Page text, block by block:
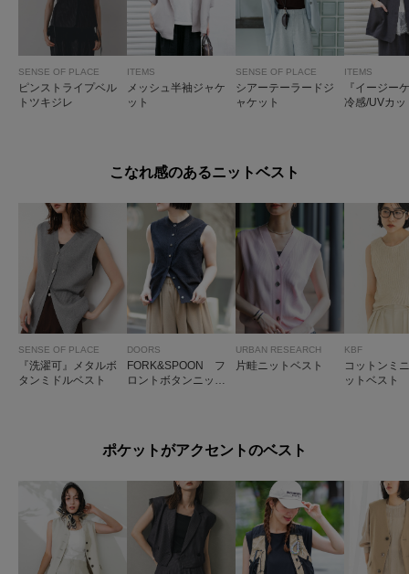
SENSE OF PLACE
ピンストライプベル
トツキジレ
ITEMS
メッシュ半袖ジャケ
ット
SENSE OF PLACE
シアーテーラードジ
ャケット
ITEMS
『イージー
冷感/UVカッ
こなれ感のあるニットベスト
SENSE OF PLACE
『洗濯可』メタルボ
タンミドルベスト
DOORS
FORK&SPOON フ
ロントボタンニット
URBAN RESEARCH
片畦ニットベスト
KBF
コットンミ
ットベスト
ポケットがアクセントのベスト